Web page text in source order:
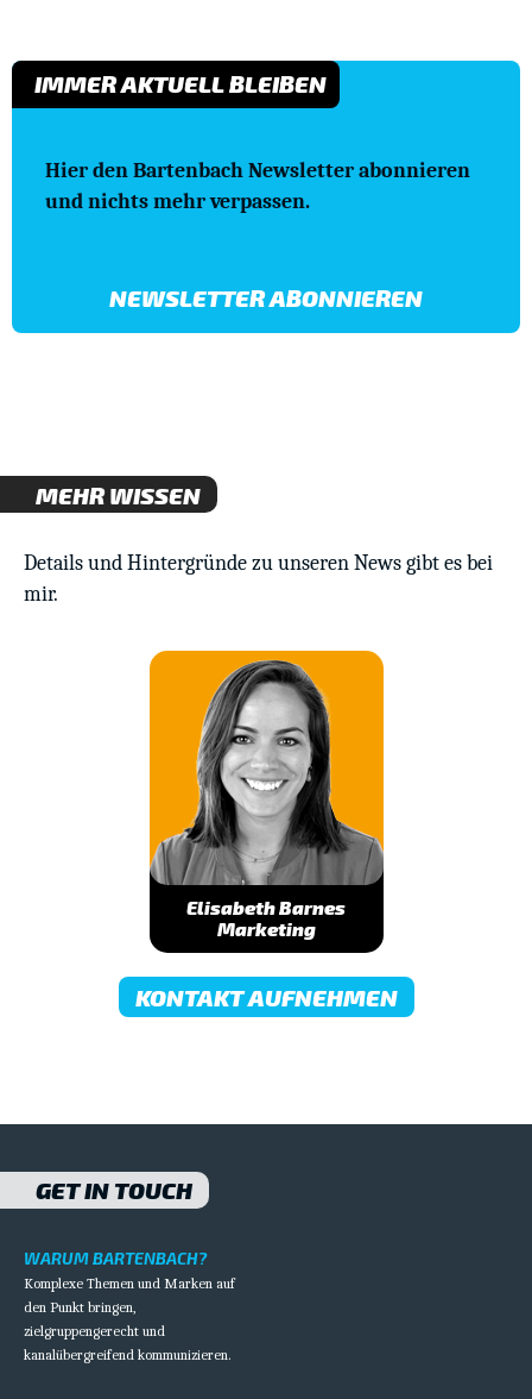
IMMER AKTUELL BLEIBEN
Hier den Bartenbach Newsletter abonnieren
und nichts mehr verpassen.
NEWSLETTER ABONNIEREN
MEHR WISSEN
Details und Hintergründe zu unseren News gibt es bei
mir.
Elisabeth Barnes
Marketing
KONTAKT AUFNEHMEN
GET IN TOUCH
WARUM BARTENBACH?
Komplexe Themen und Marken auf
den Punkt bringen,
zielgruppengerecht und
kanalübergreifend kommunizieren.